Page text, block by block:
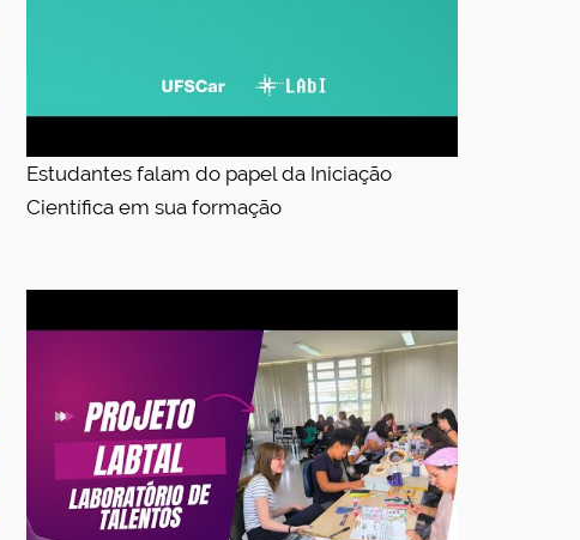
Estudantes falam do papel da Iniciação
Científica em sua formação